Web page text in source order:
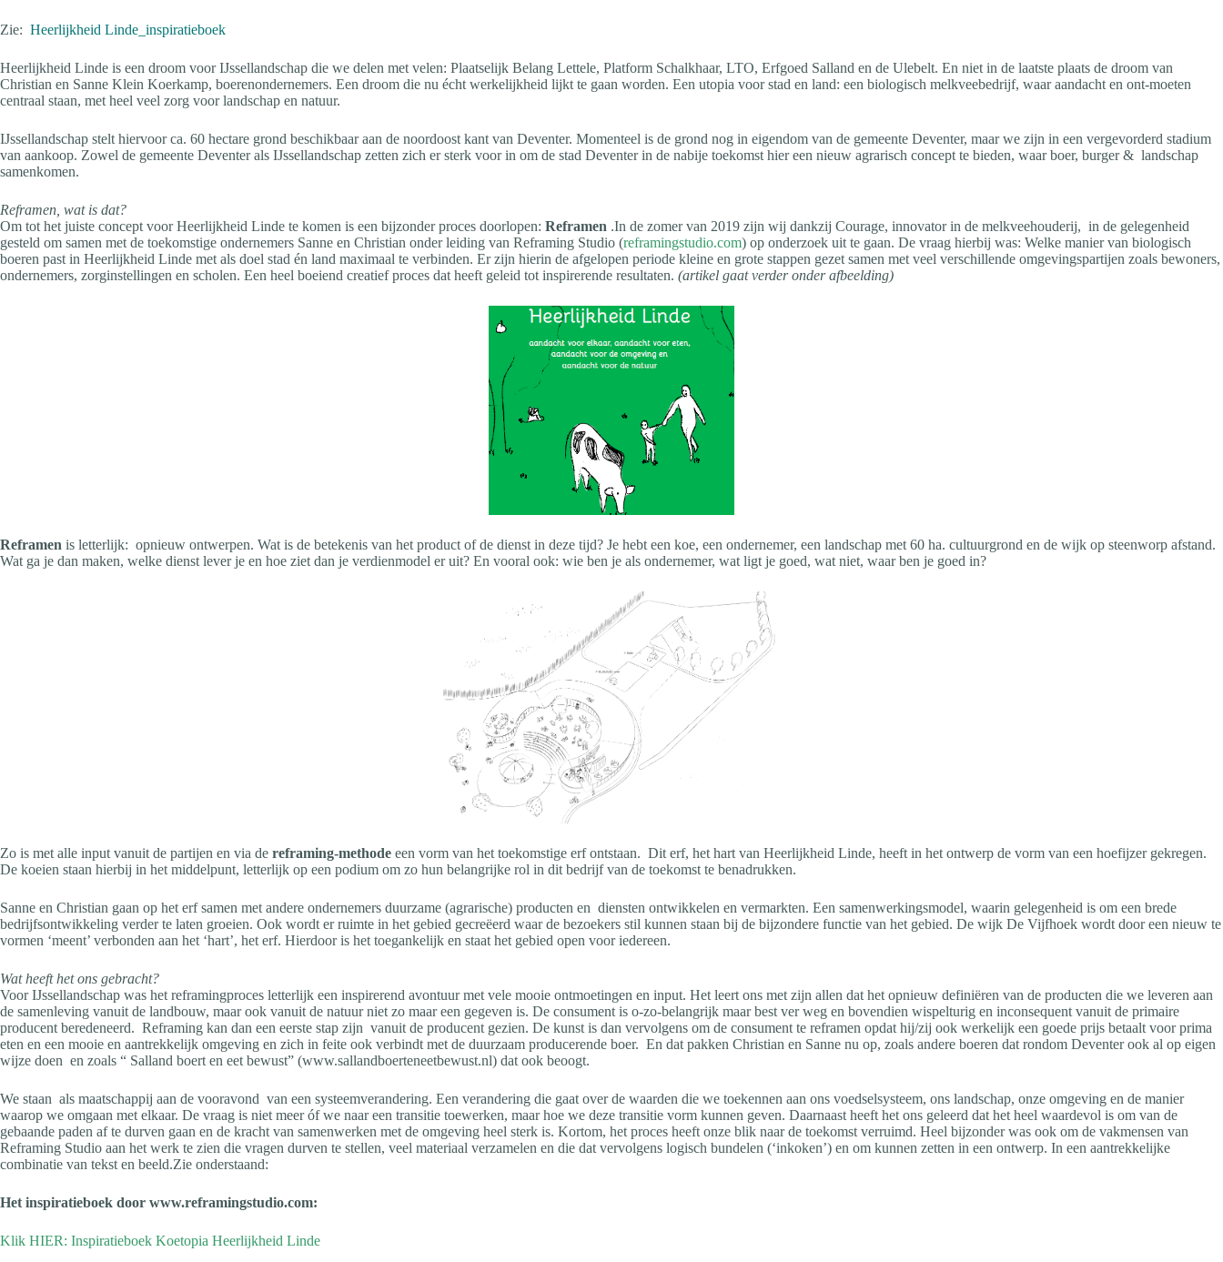
Zie: Heerlijkheid Linde_inspiratieboek
Heerlijkheid Linde is een droom voor IJssellandschap die we delen met velen: Plaatselijk Belang Lettele, Platform Schalkhaar, LTO, Erfgoed Salland en de Ulebelt. En niet in de laatste plaats de droom van
Christian en Sanne Klein Koerkamp, boerenondernemers. Een droom die nu écht werkelijkheid lijkt te gaan worden. Een utopia voor stad en land: een biologisch melkveebedrijf, waar aandacht en ont-moeten
centraal staan, met heel veel zorg voor landschap en natuur.
IJssellandschap stelt hiervoor ca. 60 hectare grond beschikbaar aan de noordoost kant van Deventer. Momenteel is de grond nog in eigendom van de gemeente Deventer, maar we zijn in een vergevorderd stadium
van aankoop. Zowel de gemeente Deventer als IJssellandschap zetten zich er sterk voor in om de stad Deventer in de nabije toekomst hier een nieuw agrarisch concept te bieden, waar boer, burger & landschap
samenkomen.
Reframen, wat is dat?
Om tot het juiste concept voor Heerlijkheid Linde te komen is een bijzonder proces doorlopen: Reframen .In de zomer van 2019 zijn wij dankzij Courage, innovator in de melkveehouderij, in de gelegenheid
gesteld om samen met de toekomstige ondernemers Sanne en Christian onder leiding van Reframing Studio (reframingstudio.com) op onderzoek uit te gaan. De vraag hierbij was: Welke manier van biologisch
boeren past in Heerlijkheid Linde met als doel stad én land maximaal te verbinden. Er zijn hierin de afgelopen periode kleine en grote stappen gezet samen met veel verschillende omgevingspartijen zoals bewoners,
ondernemers, zorginstellingen en scholen. Een heel boeiend creatief proces dat heeft geleid tot inspirerende resultaten. (artikel gaat verder onder afbeelding)
Reframen is letterlijk: opnieuw ontwerpen. Wat is de betekenis van het product of de dienst in deze tijd? Je hebt een koe, een ondernemer, een landschap met 60 ha. cultuurgrond en de wijk op steenworp afstand.
Wat ga je dan maken, welke dienst lever je en hoe ziet dan je verdienmodel er uit? En vooral ook: wie ben je als ondernemer, wat ligt je goed, wat niet, waar ben je goed in?
Zo is met alle input vanuit de partijen en via de reframing-methode een vorm van het toekomstige erf ontstaan. Dit erf, het hart van Heerlijkheid Linde, heeft in het ontwerp de vorm van een hoefijzer gekregen.
De koeien staan hierbij in het middelpunt, letterlijk op een podium om zo hun belangrijke rol in dit bedrijf van de toekomst te benadrukken.
Sanne en Christian gaan op het erf samen met andere ondernemers duurzame (agrarische) producten en diensten ontwikkelen en vermarkten. Een samenwerkingsmodel, waarin gelegenheid is om een brede
bedrijfsontwikkeling verder te laten groeien. Ook wordt er ruimte in het gebied gecreëerd waar de bezoekers stil kunnen staan bij de bijzondere functie van het gebied. De wijk De Vijfhoek wordt door een nieuw te
vormen ‘meent’ verbonden aan het ‘hart’, het erf. Hierdoor is het toegankelijk en staat het gebied open voor iedereen.
Wat heeft het ons gebracht?
Voor IJssellandschap was het reframingproces letterlijk een inspirerend avontuur met vele mooie ontmoetingen en input. Het leert ons met zijn allen dat het opnieuw definiëren van de producten die we leveren aan
de samenleving vanuit de landbouw, maar ook vanuit de natuur niet zo maar een gegeven is. De consument is o-zo-belangrijk maar best ver weg en bovendien wispelturig en inconsequent vanuit de primaire
producent beredeneerd. Reframing kan dan een eerste stap zijn vanuit de producent gezien. De kunst is dan vervolgens om de consument te reframen opdat hij/zij ook werkelijk een goede prijs betaalt voor prima
eten en een mooie en aantrekkelijk omgeving en zich in feite ook verbindt met de duurzaam producerende boer. En dat pakken Christian en Sanne nu op, zoals andere boeren dat rondom Deventer ook al op eigen
wijze doen en zoals “ Salland boert en eet bewust” (www.sallandboerteneetbewust.nl) dat ook beoogt.
We staan als maatschappij aan de vooravond van een systeemverandering. Een verandering die gaat over de waarden die we toekennen aan ons voedselsysteem, ons landschap, onze omgeving en de manier
waarop we omgaan met elkaar. De vraag is niet meer óf we naar een transitie toewerken, maar hoe we deze transitie vorm kunnen geven. Daarnaast heeft het ons geleerd dat het heel waardevol is om van de
gebaande paden af te durven gaan en de kracht van samenwerken met de omgeving heel sterk is. Kortom, het proces heeft onze blik naar de toekomst verruimd. Heel bijzonder was ook om de vakmensen van
Reframing Studio aan het werk te zien die vragen durven te stellen, veel materiaal verzamelen en die dat vervolgens logisch bundelen (‘inkoken’) en om kunnen zetten in een ontwerp. In een aantrekkelijke
combinatie van tekst en beeld.Zie onderstaand:
Het inspiratieboek door www.reframingstudio.com:
Klik HIER: Inspiratieboek Koetopia Heerlijkheid Linde